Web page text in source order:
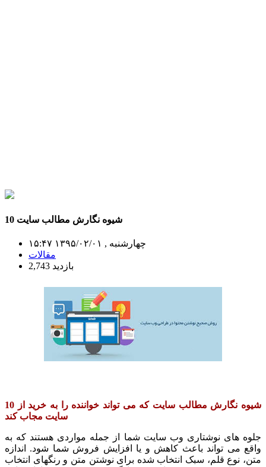
10 شیوه نگارش مطالب سایت
چهارشنبه , ۱۳۹۵/۰۲/۰۱ ۱۵:۴۷
مقالات
2,743 بازدید
10 شیوه نگارش مطالب سایت که می تواند خواننده را به خرید از
سایت مجاب کند
جلوه های نوشتاری وب سایت شما از جمله مواردی هستند که به
واقع می تواند باعث کاهش و یا افزایش فروش شما شود. اندازه
متن، نوع قلم، سبک انتخاب شده برای نوشتن متن و رنگهای انتخاب